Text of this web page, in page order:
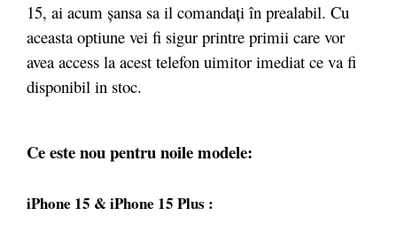
15, ai acum șansa sa il comandați în prealabil. Cu
aceasta optiune vei fi sigur printre primii care vor
avea access la acest telefon uimitor imediat ce va fi
disponibil in stoc.
Ce este nou pentru noile modele:
iPhone 15 & iPhone 15 Plus :